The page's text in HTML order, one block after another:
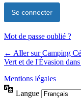
Mot de passe oublié ?
← Aller sur Camping
Vert et de l'Évasion
Mentions légales
Langue